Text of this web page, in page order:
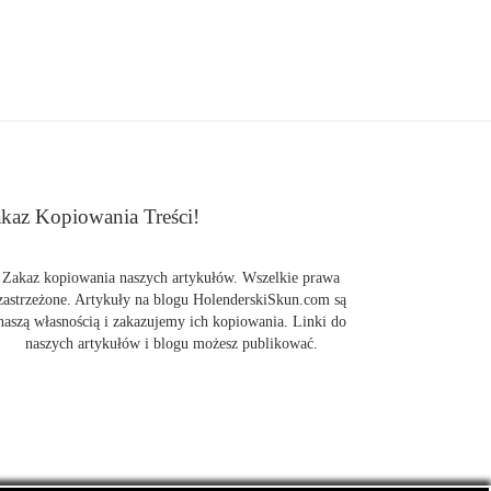
Kopiowania Treści!
Zakaz kopiowania naszych artykułów. Wszelkie prawa
Artykuły na blogu HolenderskiSkun.com są
własnością i zakazujemy ich kopiowania. Linki do
naszych artykułów i blogu możesz publikować.